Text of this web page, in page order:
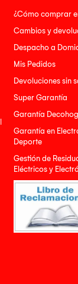
¿Cómo comprar
Cambios y
Despacho a
Mis Pedidos
Devoluciones sin
Super Garantía
Garantía
Garantía en
Deporte
Gestión de
Eléctricos y